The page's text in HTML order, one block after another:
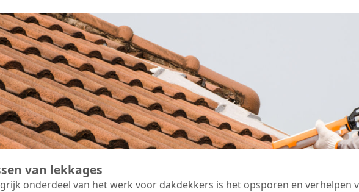
van lekkages
onderdeel van het werk voor dakdekkers is het opsporen en verhelpen